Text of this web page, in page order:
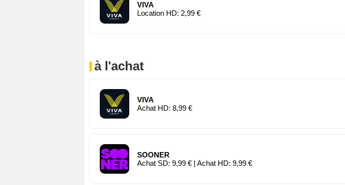
VIVA
Location HD: 2,99 €
à l'achat
VIVA
Achat HD: 8,99 €
SOONER
Achat SD: 9,99 € | Achat HD: 9,99 €